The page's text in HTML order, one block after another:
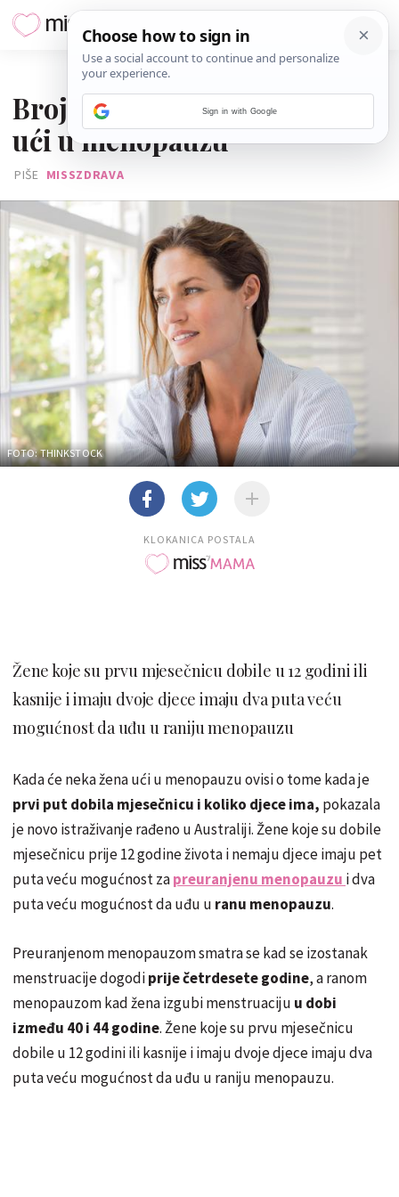
Broj djece određuje kada ćete
ući u menopauzu
PIŠE MISSZDRAVA
FOTO: THINKSTOCK
KLOKANICA POSTALA
Žene koje su prvu mjesečnicu dobile u 12 godini ili
kasnije i imaju dvoje djece imaju dva puta veću
mogućnost da uđu u raniju menopauzu
Kada će neka žena ući u menopauzu ovisi o tome kada je
prvi put dobila mjesečnicu i koliko djece ima, pokazala
je novo istraživanje rađeno u Australiji. Žene koje su dobile
mjesečnicu prije 12 godine života i nemaju djece imaju pet
puta veću mogućnost zapreuranjenu menopauzu i dva
puta veću mogućnost da uđu u ranu menopauzu.
Preuranjenom menopauzom smatra se kad se izostanak
menstruacije dogodiprije četrdesete godine, a ranom
menopauzom kad žena izgubi menstruaciju u dobi
između 40 i 44 godine. Žene koje su prvu mjesečnicu
dobile u 12 godini ili kasnije i imaju dvoje djece imaju dva
puta veću mogućnost da uđu u raniju menopauzu.
Sign in with Google